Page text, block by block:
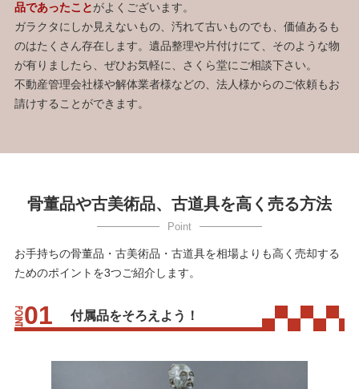
品であったことがよくございます。
ガラクタにしか見えないもの、汚れて古いものでも、価値あるも
のはたくさん存在します。遺品整理や片付けにて、そのような物
が有りましたら、ぜひお気軽に、さくら堂にご相談下さい。
不動産管理会社様や解体業者様などの、法人様からのご依頼もお
請けすることができます。
骨董品や古美術品、古道具を高く売る方法
お手持ちの骨董品・古美術品・古道具を相場よりも高く売却する
ためのポイントを3つご紹介します。
付属品をそろえよう！